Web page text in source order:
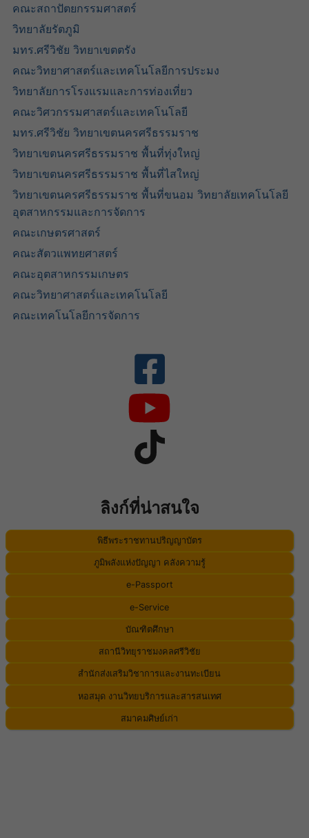
คณะสถาปัตยกรรมศาสตร์
วิทยาลัยรัตภูมิ​
มทร.ศรีวิชัย วิทยาเขตตรัง
คณะวิทยาศาสตร์และเทคโนโลยีการประมง
วิทยาลัยการโรงแรมและการท่องเที่ยว
คณะวิศวกรรมศาสตร์และเทคโนโลยี
มทร.ศรีวิชัย วิทยาเขตนครศรีธรรมราช
วิทยาเขตนครศรีธรรมราช พื้นที่ทุ่งใหญ่
วิทยาเขตนครศรีธรรมราช พื้นที่ไสใหญ่
วิทยาเขตนครศรีธรรมราช พื้นที่ขนอม วิทยาลัยเทคโนโลยี
อุตสาหกรรมและการจัดการ
คณะเกษตรศาสตร์
คณะสัตวแพทยศาสตร์
คณะอุตสาหกรรมเกษตร
คณะวิทยาศาสตร์และเทคโนโลยี
คณะเทคโนโลยีการจัดการ
ลิงก์ที่น่าสนใจ
พิธีพระราชทานปริญญาบัตร
ภูมิพลังแห่งปัญญา คลังความรู้
e-Passport
e-Service
บัณฑิตศึกษา
สถานีวิทยุราชมงคลศรีวิชัย
สำนักส่งเสริมวิชาการและงานทะเบียน
หอสมุด งานวิทยบริการและสารสนเทศ
สมาคมศิษย์เก่า